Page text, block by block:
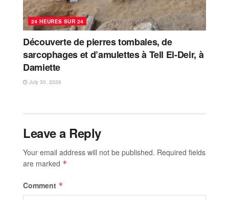
24 HEURES SUR 24
Découverte de pierres tombales, de
sarcophages et d’amulettes à Tell El-Deir, à
Damiette
July 30, 2026
Leave a Reply
Your email address will not be published. Required fields
are marked *
Comment *